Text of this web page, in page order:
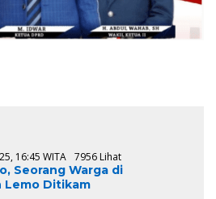
16:45 WITA 7956 Lihat
Seorang Warga di
Lemo Ditikam